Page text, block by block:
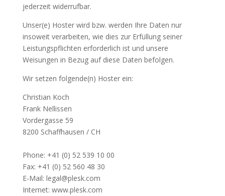
jederzeit widerrufbar.
Unser(e) Hoster wird bzw. werden Ihre Daten nur
insoweit verarbeiten, wie dies zur Erfüllung seiner
Leistungspflichten erforderlich ist und unsere
Weisungen in Bezug auf diese Daten befolgen.
Wir setzen folgende(n) Hoster ein:
Christian Koch
Frank Nellissen
Vordergasse 59
8200 Schaffhausen / CH
Phone: +41 (0) 52 539 10 00
Fax: +41 (0) 52 560 48 30
E-Mail: legal@plesk.com
Internet: www.plesk.com